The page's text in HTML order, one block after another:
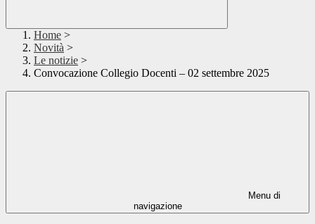
Home >
Novità >
Le notizie >
Convocazione Collegio Docenti – 02 settembre 2025
Menu di
navigazione